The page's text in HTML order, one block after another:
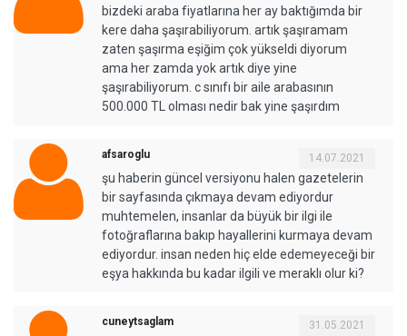
bizdeki araba fiyatlarına her ay baktığımda bir
kere daha şaşırabiliyorum. artık şaşıramam
zaten şaşırma eşiğim çok yükseldi diyorum
ama her zamda yok artık diye yine
şaşırabiliyorum. c sınıfı bir aile arabasının
500.000 TL olması nedir bak yine şaşırdım
afsaroglu 14.07.2021
şu haberin güncel versiyonu halen gazetelerin
bir sayfasında çıkmaya devam ediyordur
muhtemelen, insanlar da büyük bir ilgi ile
fotoğraflarına bakıp hayallerini kurmaya devam
ediyordur. insan neden hiç elde edemeyeceği bir
eşya hakkında bu kadar ilgili ve meraklı olur ki?
cuneytsaglam 31.05.2021